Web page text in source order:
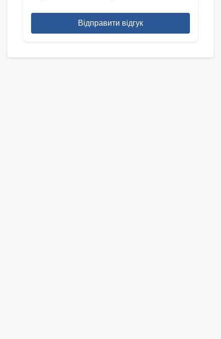
Відправити відгук